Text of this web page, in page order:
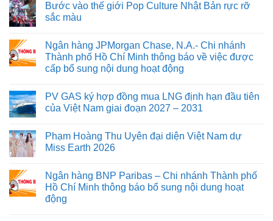
Bước vào thế giới Pop Culture Nhật Bản rực rỡ
sắc màu
Ngân hàng JPMorgan Chase, N.A.- Chi nhánh
Thành phố Hồ Chí Minh thông báo về việc được
cấp bổ sung nội dung hoạt động
PV GAS ký hợp đồng mua LNG định hạn đầu tiên
của Việt Nam giai đoạn 2027 – 2031
Phạm Hoàng Thu Uyên đại diện Việt Nam dự
Miss Earth 2026
Ngân hàng BNP Paribas – Chi nhánh Thành phố
Hồ Chí Minh thông báo bổ sung nội dung hoạt
động